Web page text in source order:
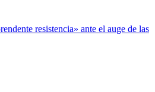
resistencia» ante el auge de las